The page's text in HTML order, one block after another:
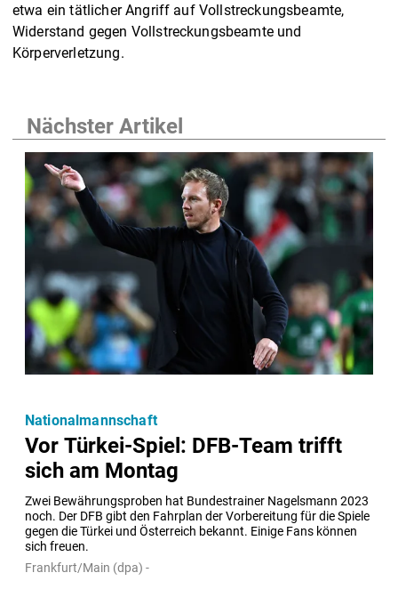
etwa ein tätlicher Angriff auf Vollstreckungsbeamte,
Widerstand gegen Vollstreckungsbeamte und
Körperverletzung.
Nächster Artikel
Vor Türkei-Spiel: DFB-Team trifft
sich am Montag
Zwei Bewährungsproben hat Bundestrainer Nagelsmann 2023
noch. Der DFB gibt den Fahrplan der Vorbereitung für die Spiele
gegen die Türkei und Österreich bekannt. Einige Fans können
sich freuen.
Nationalmannschaft
Frankfurt/Main (dpa) -